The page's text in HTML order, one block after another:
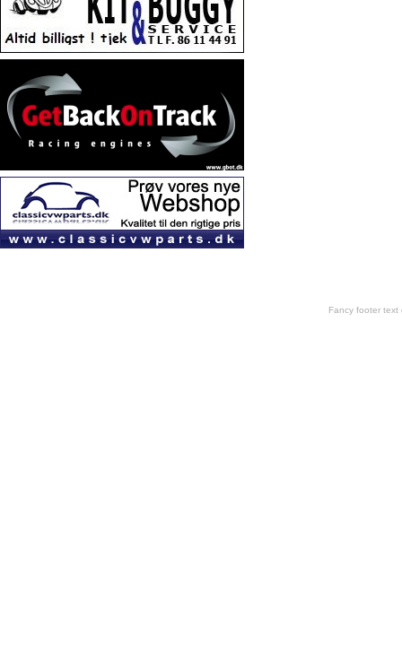
Fancy footer